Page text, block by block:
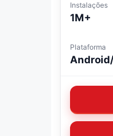
Instalações
1M+
Plataforma